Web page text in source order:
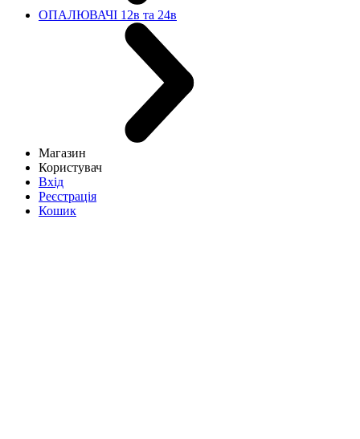
ОПАЛЮВАЧІ 12в та 24в
Магазин
Користувач
Вхід
Реєстрація
Кошик